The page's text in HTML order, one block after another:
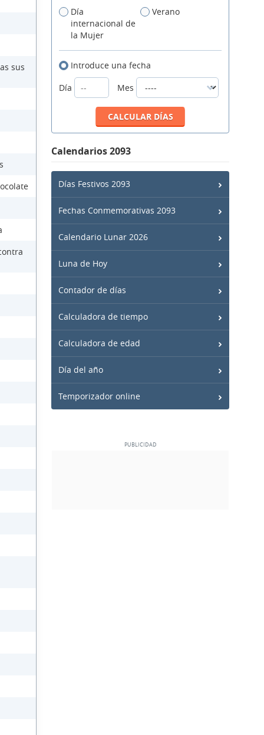
sus
Día
internacional de
la Mujer
Verano
Introduce una fecha
Día
Mes
Calendarios 2093
Días Festivos 2093
Fechas Conmemorativas 2093
Calendario Lunar 2026
Luna de Hoy
Contador de días
Calculadora de tiempo
Calculadora de edad
Día del año
Temporizador online